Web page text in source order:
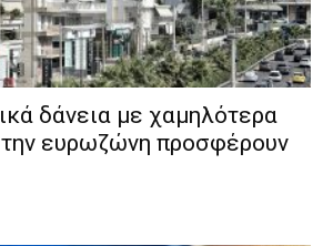
δάνεια με χαμηλότερα
την ευρωζώνη προσφέρουν